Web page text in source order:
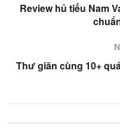
Review hủ tiếu Nam
Thư giãn cùng 10+